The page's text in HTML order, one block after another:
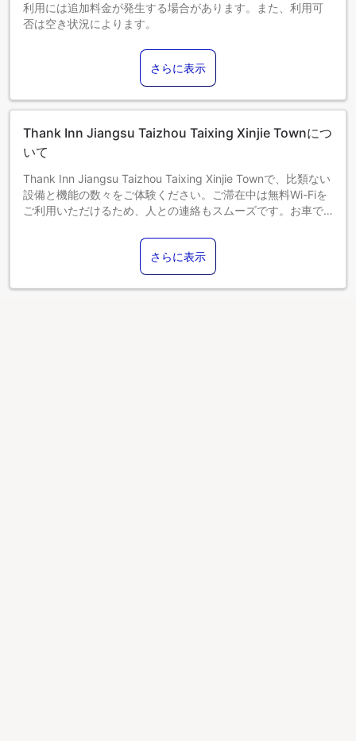
利用には追加料金が発生する場合があります。また、利用可
否は空き状況によります。
添い寝の場合は宿泊無料です。
13歳以上のゲストは大人とみなされます。
エキストラベッドの追加可否は、お部屋タイプにより異なり
ます。各部屋タイプ欄の記載をご確認ください。
さらに表示
Thank Inn Jiangsu Taizhou Taixing Xinjie Townにつ
いて
Thank Inn Jiangsu Taizhou Taixing Xinjie Townで、比類ない
設備と機能の数々をご体験ください。ご滞在中は無料Wi-Fiを
ご利用いただけるため、人との連絡もスムーズです。お車で
シェルジュサービスなど、フロントデスクで必要なサポート
をいつでも受けることができます。
さらに表示